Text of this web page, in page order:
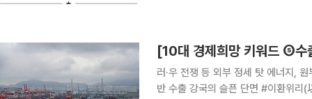
러·우 전쟁 등 외부 정세 탓 에너지,
반 수출 강국의 슬픈 단면 #이환위리(以患爲利) 근심을 이로움으로 삼는다는 뜻으로 과거에는 위